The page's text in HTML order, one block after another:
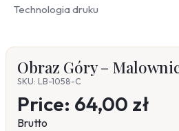
Technologia druku
Obraz Góry –
SKU: LB-1058-C
Price: 64,00 zł
Brutto